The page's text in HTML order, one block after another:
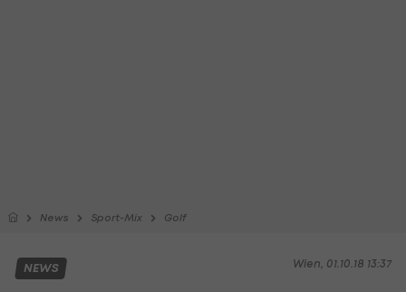
News Sport-Mix Golf
Wien, 01.10.18 13:37
NEWS